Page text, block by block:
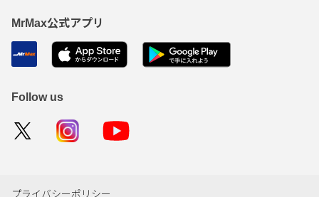
MrMax公式アプリ
Follow us
プライバシーポリシー